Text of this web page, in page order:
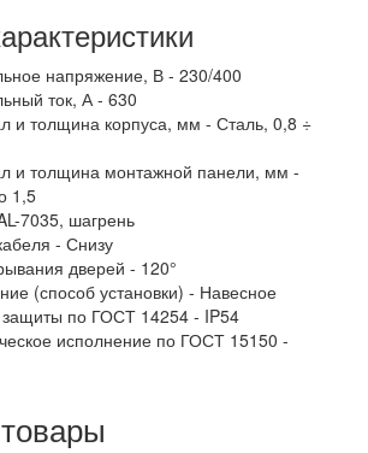
напряжение, В - 230/400
ток, А - 630
и толщина корпуса, мм - Сталь, 0,8 ÷
и толщина монтажной панели, мм -
1,5
7035, шагрень
- Снизу
дверей - 120°
(способ установки) - Навесное
по ГОСТ 14254 - IP54
исполнение по ГОСТ 15150 -